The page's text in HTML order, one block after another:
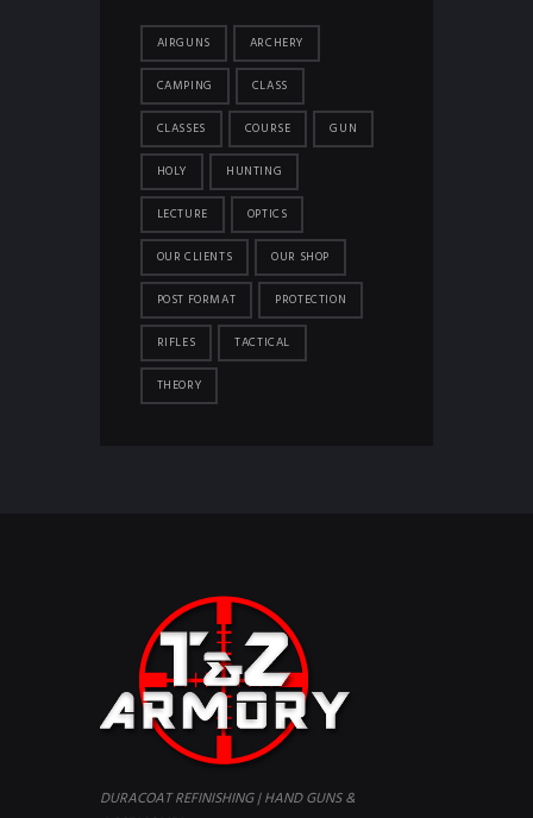
AIRGUNS ARCHERY
CAMPING CLASS
CLASSES COURSE GUN
HOLY HUNTING
LECTURE OPTICS
OUR CLIENTS OUR SHOP
POST FORMAT PROTECTION
RIFLES TACTICAL
THEORY
DURACOAT REFINISHING | HAND GUNS &